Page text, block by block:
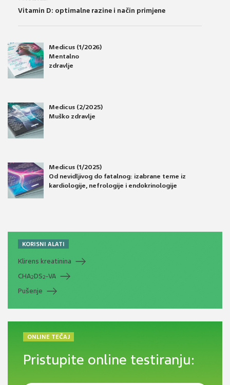
Vitamin D: optimalne razine i način primjene
Medicus (1/2026)
Mentalno
zdravlje
Medicus (2/2025)
Muško zdravlje
Medicus (1/2025)
Od nevidljivog do fatalnog: izabrane teme iz
kardiologije, nefrologije i endokrinologije
KORISNI ALATI
Klirens kreatinina
CHA2DS2-VA
Pušenje
ONLINE TEČAJ
Pristupite online testiranju: